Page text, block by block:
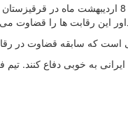
از 4 تا 8 اردیبهشت ماه در
اين رقابت ها را قضاوت می
است که سابقه قضاوت در
دفاع کنند. تیم فوتبال زیر 17 سال